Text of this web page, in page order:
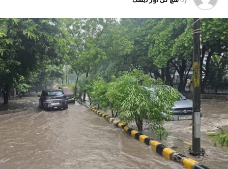
گریٹر نوئیڈا ڈپو سے بوڈاکی روٹس پر چلانے کے منصوبے جاری
ہیں۔ ان دونوں راستوں کو اتر پردیش کی کابینہ سے بھی
منظوری مل چکی ہے۔ مرکزی منظوری کے بعد، NMRC نے ان
دونوں راستوں پر کام شروع کرنے کے لیے تقریباً چھ ماہ قبل
ٹینڈر جاری کیا تھا۔ ٹینڈر کی آخری تاریخ میں دو بار توسیع کی
گئی۔ اب اس عمل کے لیے ایجنسی کا انتخاب کر لیا گیا ہے۔این
ایم آر سی کے عہدیداروں نے بتایا کہ دونوں راستوں پر کام
شروع کرنے کے لئے ایل این ٹی نامی ایجنسی کا انتخاب کیا گیا
ہے۔ یہ ایجنسی دونوں راستوں پر تعمیراتی کام کرے گی۔
دونوں راستوں پر سول کام کے لیے منتخب کردہ ایجنسی لارسن
اینڈ ٹوبرو (L&T) ہے۔ سول ورک کی تخمینہ لاگت 1,200 کروڑ
ہے۔اس لائن پر آٹھ اسٹیشن بنائے جائیں گے۔ ان میں
سیکٹر-38A بوٹینیکل گارڈن، سیکٹر-44، نوئیڈا آفس، سیکٹر-96،